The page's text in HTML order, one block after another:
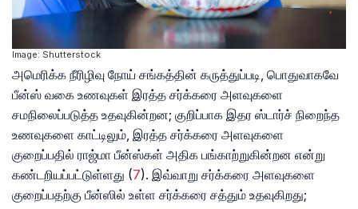
Image: Shutterstock
அமெரிக்க நீரிழிவு நோய் சங்கத்தின் கருத்துப்படி, பொதுவாகவே
பீன்ஸ் வகை உணவுகள் இரத்த சர்க்கரை அளவுகளை
சமநிலைப்படுத்த உதவுகின்றன; குறிப்பாக இதர ஸ்டார்ச் நிறைந்த
உணவுகளை காட்டிலும், இரத்த சர்க்கரை அளவுகளை
குறைப்பதில் ராஜ்மா பீன்ஸ்கள் அதிக பங்காற்றுகின்றன என்று
கண்டறியப்பட்டுள்ளது (7). இவ்வாறு சர்க்கரை அளவுகளை
குறைப்பதற்கு பீன்ஸில் உள்ள சர்க்கரை சத்தும் உதவுகிறது;